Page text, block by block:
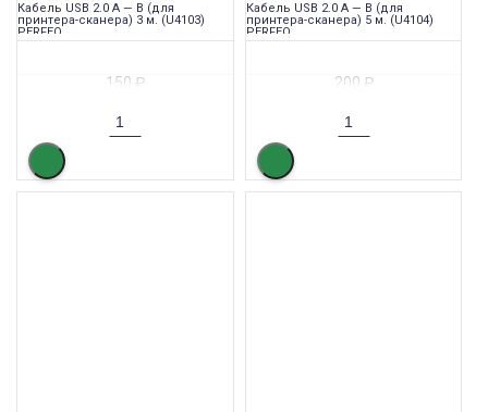
Кабель USB 2.0 A — B (для
принтера-сканера) 3 м. (U4103)
PERFEO
150 ₽
Кабель USB 2.0 A — B (для
принтера-сканера) 5 м. (U4104)
PERFEO
200 ₽